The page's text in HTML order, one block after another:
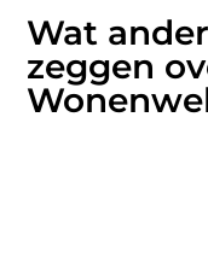
Wat
zeggen
Een plek waar
gedachten tot
leven komen en
woorden betekenis